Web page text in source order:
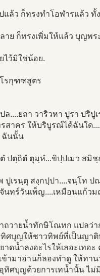
แล้ว ก็ทรงทำโอฬารแล้ว ทั้
าย ก็ทรงเพิ่มให้แล้ว บุญพ
ไว้มิใช่น้อย.
รกุฑฑสูตร
ล....ยถา วาริวหา ปูรา ปริปู
สาคร ให้บริบูรณ์ได้ฉันใด
ฉันนั้น
ปตฺถิตํ ตุมฺหํ...ขิปฺปเมว สมิ
ปูเรนฺตุ สงฺกปฺปา....จนฺโท
นทร์วันเพ็ญ....เหมือนแก้ว
ถวายน้ำทักษิโณทก แปลว่า
ศบุญให้ชาวทิพย์ที่เป็นญาติ
าดน้ำลงอะไรให้เลอะเท
ข้ามาอ่านก็ลองทำดู ให้ทา
ทิศบุญด้วยการเทน้ำนั้น ไม่